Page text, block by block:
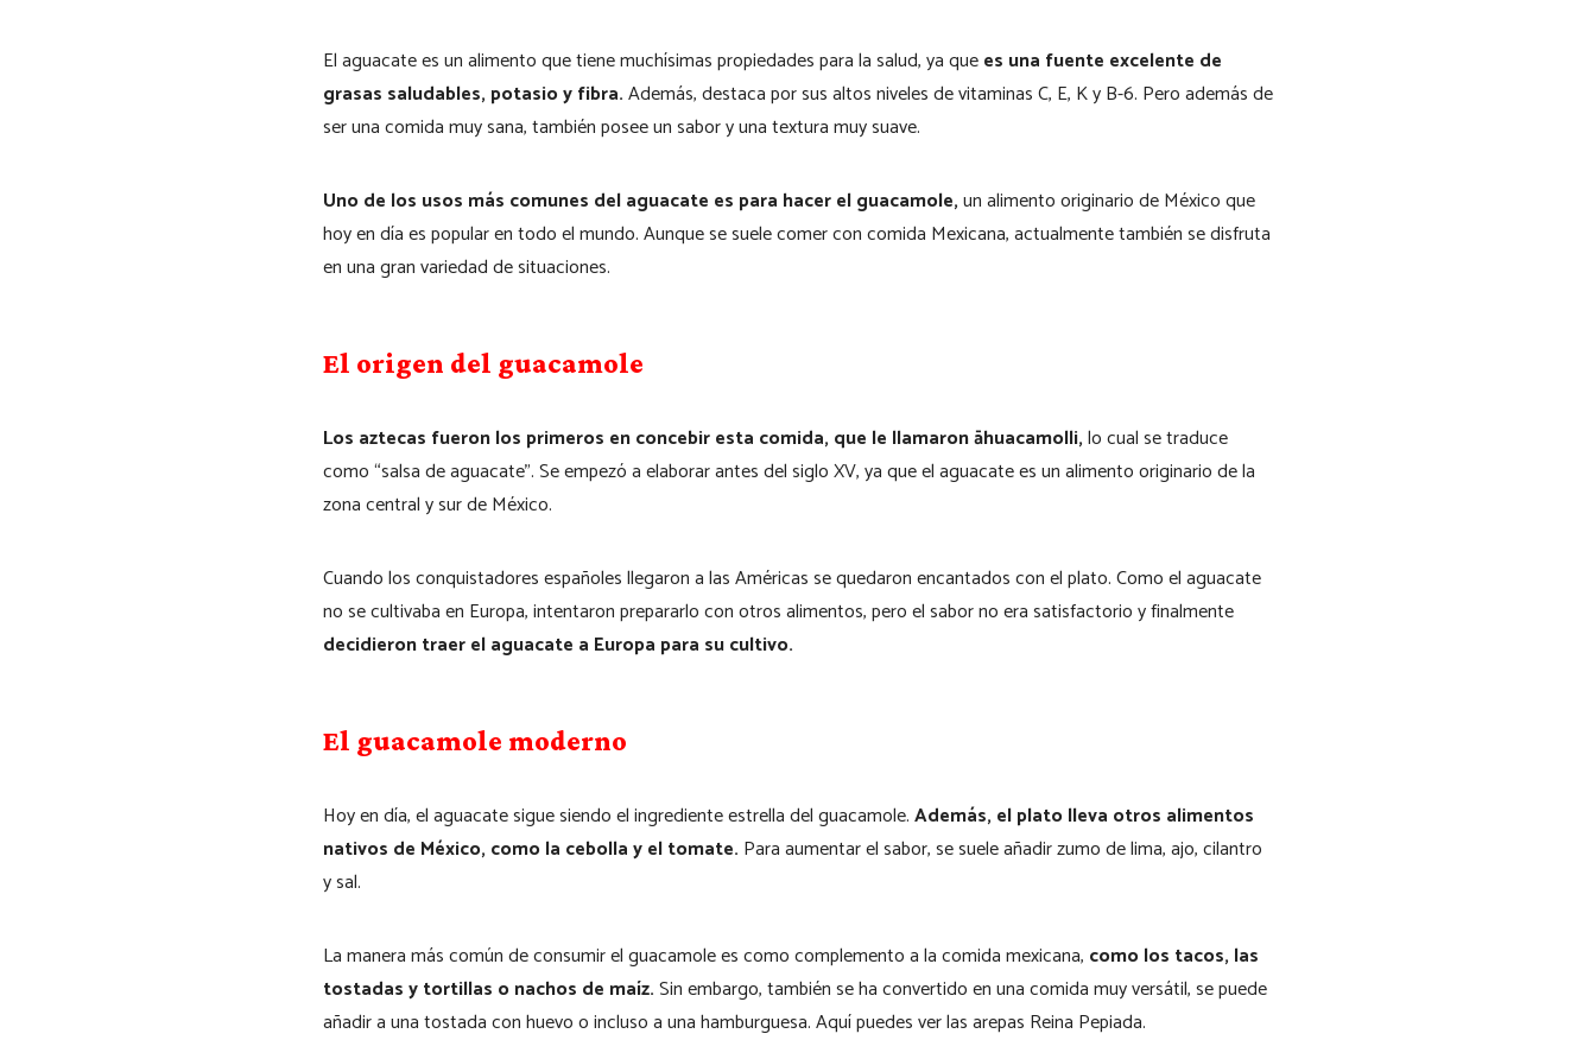
El aguacate es un alimento que tiene muchísimas propiedades para la salud, ya quees una fuente excelente de
grasas saludables, potasio y fibra.Además, destaca por sus altos niveles de vitaminas C, E, K y B-6. Pero además de
ser una comida muy sana, también posee un sabor y una textura muy suave.
Uno de los usos más comunes del aguacate es para hacer el guacamole,un alimento originario de México que
hoy en día es popular en todo el mundo. Aunque se suele comer con comida Mexicana, actualmente también se disfruta
en una gran variedad de situaciones.
El origen del guacamole
Los aztecas fueron los primeros en concebir esta comida, que le llamaron āhuacamolli,lo cual se traduce
como “salsa de aguacate”. Se empezó a elaborar antes del siglo XV, ya que el aguacate es un alimento originario de la
zona central y sur de México.
Cuando los conquistadores españoles llegaron a las Américas se quedaron encantados con el plato. Como el aguacate
no se cultivaba en Europa, intentaron prepararlo con otros alimentos, pero el sabor no era satisfactorio y finalmente
decidieron traer el aguacate a Europa para su cultivo.
El guacamole moderno
Hoy en día, el aguacate sigue siendo el ingrediente estrella del guacamole.Además, el plato lleva otros alimentos
nativos de México, como la cebolla y el tomate. Para aumentar el sabor, se suele añadir zumo de lima, ajo, cilantro
y sal.
La manera más común de consumir el guacamole es como complemento a la comida mexicana, como los tacos, las
tostadas y tortillas o nachos de maíz.Sin embargo, también se ha convertido en una comida muy versátil, se puede
añadir a una tostada con huevo o incluso a una hamburguesa. Aquí puedes ver las arepas Reina Pepiada.